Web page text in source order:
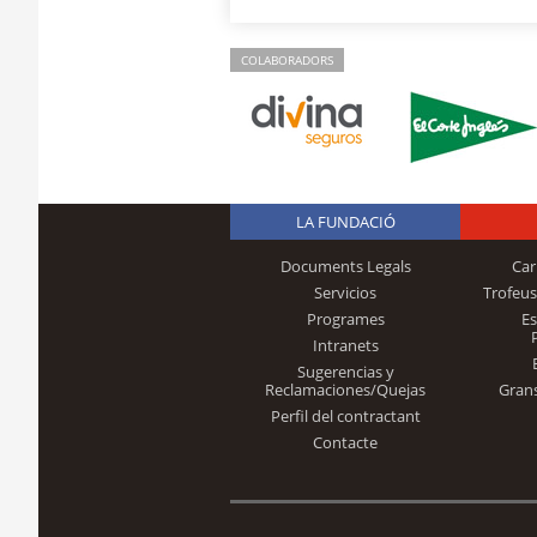
COLABORADORS
LA FUNDACIÓ
Documents Legals
Servicios
Programes
Intranets
Sugerencias y
Reclamaciones/Quejas
Perfil del contractant
Contacte